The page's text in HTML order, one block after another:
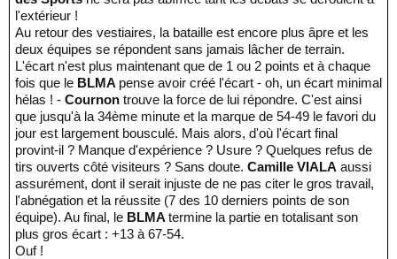
l'extérieur !
Au retour des vestiaires, la bataille est encore plus âpre et les
deux équipes se répondent sans jamais lâcher de terrain.
L'écart n'est plus maintenant que de 1 ou 2 points et à chaque
fois que le BLMA pense avoir créé l'écart - oh, un écart minimal
hélas ! - Cournon trouve la force de lui répondre. C'est ainsi
que jusqu'à la 34ème minute et la marque de 54-49 le favori du
jour est largement bousculé. Mais alors, d'où l'écart final
provint-il ? Manque d'expérience ? Usure ? Quelques refus de
tirs ouverts côté visiteurs ? Sans doute. Camille VIALA aussi
assurément, dont il serait injuste de ne pas citer le gros travail,
l'abnégation et la réussite (7 des 10 derniers points de son
équipe). Au final, le BLMA termine la partie en totalisant son
plus gros écart : +13 à 67-54.
Ouf !